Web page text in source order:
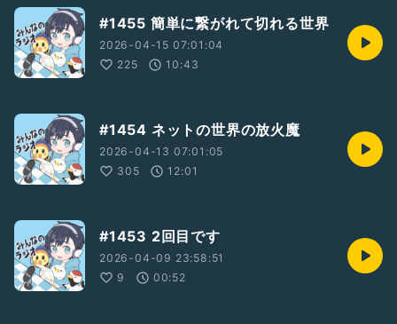
#1455 簡単に繋がれて切れる世界
2026-04-15 07:01:04
225
10:43
#1454 ネットの世界の放火魔
2026-04-13 07:01:05
305
12:01
#1453 2回目です
2026-04-09 23:58:51
9
00:52